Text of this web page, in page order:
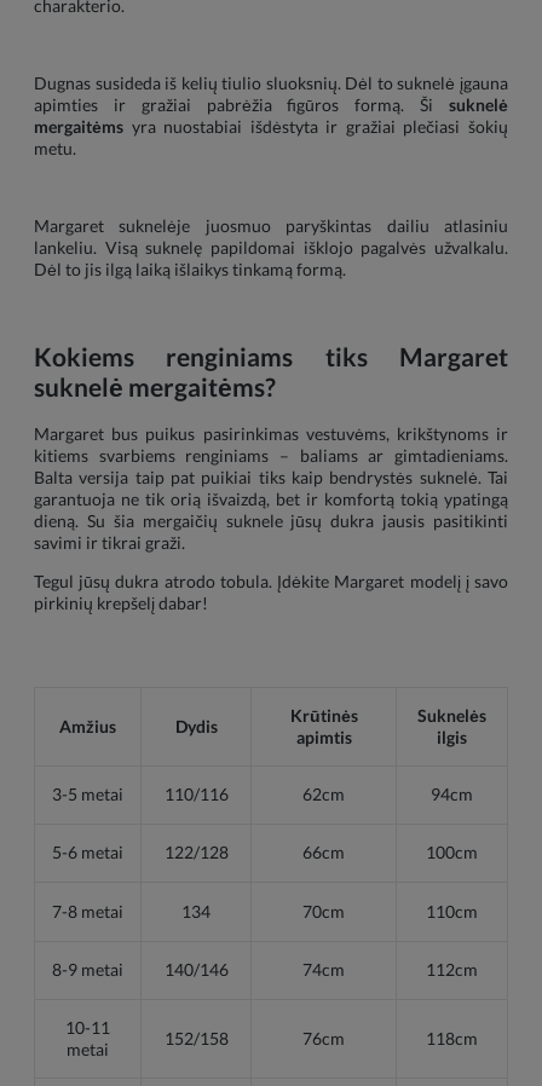
charakterio.
Dugnas susideda iš kelių tiulio sluoksnių. Dėl to suknelė įgauna
apimties ir gražiai pabrėžia figūros formą. Ši suknelė
mergaitėms yra nuostabiai išdėstyta ir gražiai plečiasi šokių
metu.
Margaret suknelėje juosmuo paryškintas dailiu atlasiniu
lankeliu. Visą suknelę papildomai išklojo pagalvės užvalkalu.
Dėl to jis ilgą laiką išlaikys tinkamą formą.
Kokiems renginiams tiks Margaret
suknelė mergaitėms?
Margaret bus puikus pasirinkimas vestuvėms, krikštynoms ir
kitiems svarbiems renginiams – baliams ar gimtadieniams.
Balta versija taip pat puikiai tiks kaip bendrystės suknelė. Tai
garantuoja ne tik orią išvaizdą, bet ir komfortą tokią ypatingą
dieną. Su šia mergaičių suknele jūsų dukra jausis pasitikinti
savimi ir tikrai graži.
Tegul jūsų dukra atrodo tobula. Įdėkite Margaret modelį į savo
pirkinių krepšelį dabar!
Amžius Dydis
Krūtinės
apimtis
Suknelės
ilgis
3-5 metai 110/116 62cm 94cm
5-6 metai 122/128 66cm 100cm
7-8 metai 134 70cm 110cm
8-9 metai 140/146 74cm 112cm
10-11
metai
152/158 76cm 118cm